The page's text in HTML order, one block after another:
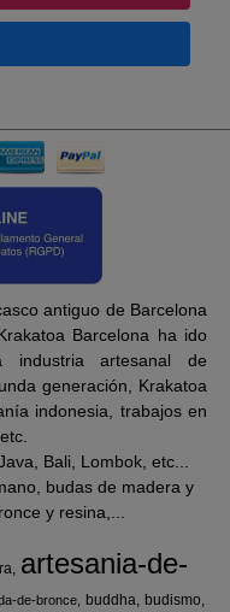
antiguo de Barcelona
Barcelona ha ido
industria artesanal de
generación, Krakatoa
indonesia, trabajos en
Bali, Lombok, etc...
budas de madera y
y resina,...
artesania-de-
de-bronce buddha budismo